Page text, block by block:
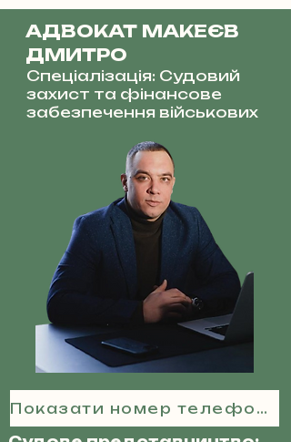
АДВОКАТ МАКЕЄВ
ДМИТРО
Спеціалізація: Судовий
захист та фінансове
забезпечення військових
Показати номер телефону